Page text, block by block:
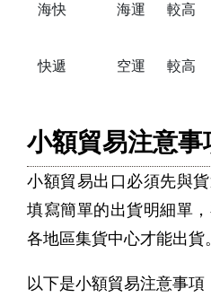
海快 海運 較高
快遞 空運 較高
小額貿易注意事
小額貿易出口必須先與
填寫簡單的出貨明細單
各地區集貨中心才能出貨。
以下是小額貿易注意事項